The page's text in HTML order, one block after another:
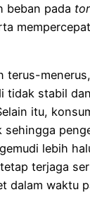
beban pada
terus-
tidak stabil
itu,
sehingga
lebih
terjaga
dalam waktu